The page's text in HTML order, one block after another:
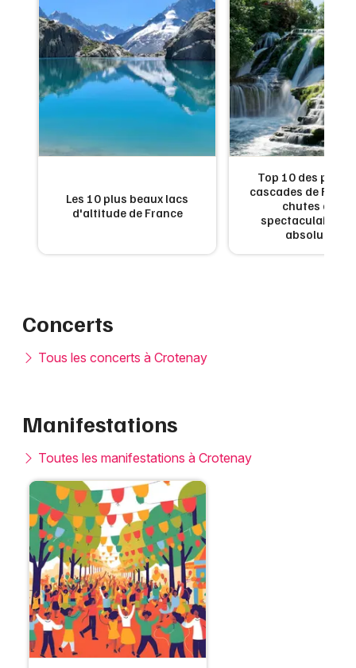
Les 10 plus beaux lacs
d'altitude de France
Top 10 des plus
cascades de
chutes d'eau
spectaculaires à
absolument
Concerts
Tous les concerts à Crotenay
Manifestations
Toutes les manifestations à Crotenay